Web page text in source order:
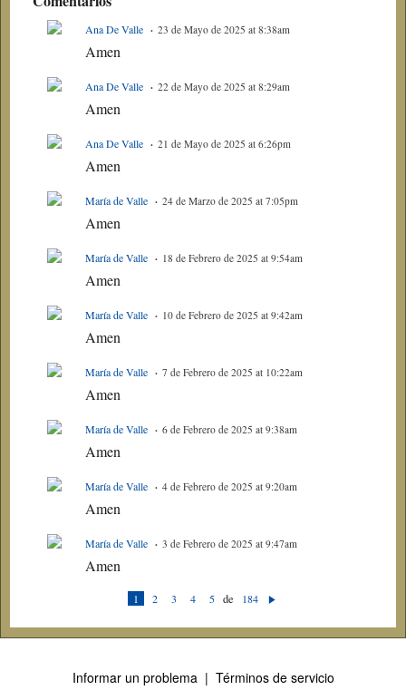
Ana De Valle 23 de Mayo de 2025 at 8:38am
Amen
Ana De Valle 22 de Mayo de 2025 at 8:29am
Amen
Ana De Valle 21 de Mayo de 2025 at 6:26pm
Amen
María de Valle 24 de Marzo de 2025 at 7:05pm
Amen
María de Valle 18 de Febrero de 2025 at 9:54am
Amen
María de Valle 10 de Febrero de 2025 at 9:42am
Amen
María de Valle 7 de Febrero de 2025 at 10:22am
Amen
María de Valle 6 de Febrero de 2025 at 9:38am
Amen
María de Valle 4 de Febrero de 2025 at 9:20am
Amen
María de Valle 3 de Febrero de 2025 at 9:47am
Amen
1 2 3 4 5 de
184
Informar un problema| Términos de servicio